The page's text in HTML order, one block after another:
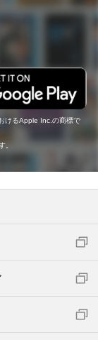
けるApple Inc.の商標で
。